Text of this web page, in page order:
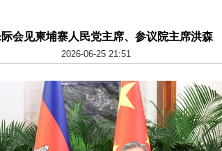
会见柬埔寨人民党主席、参议院主席洪森
2026-06-25 21:51